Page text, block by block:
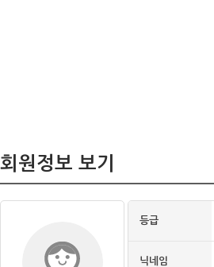
회원정보 보기
등급
닉네임